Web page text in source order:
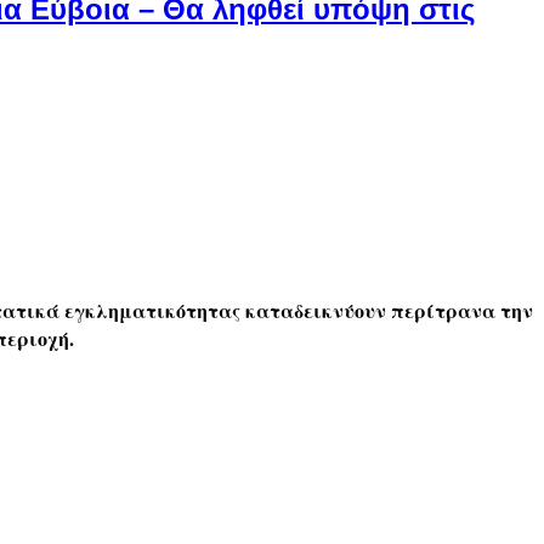
Εύβοια – Θα ληφθεί υπόψη στις
εγκληματικότητας καταδεικνύουν περίτρανα την